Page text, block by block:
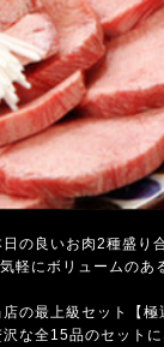
日の良いお肉2種盛
軽にボリュームのあ
の最上級セット【
な全15品のセットに